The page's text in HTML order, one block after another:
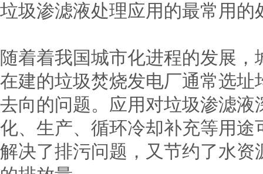
垃圾渗滤液处理应用的最常用
随着着我国城市化进程的发展
在建的垃圾焚烧发电厂通常选
去向的问题。应用对垃圾渗滤
化、生产、循环冷却补充等用
解决了排污问题，又节约了水